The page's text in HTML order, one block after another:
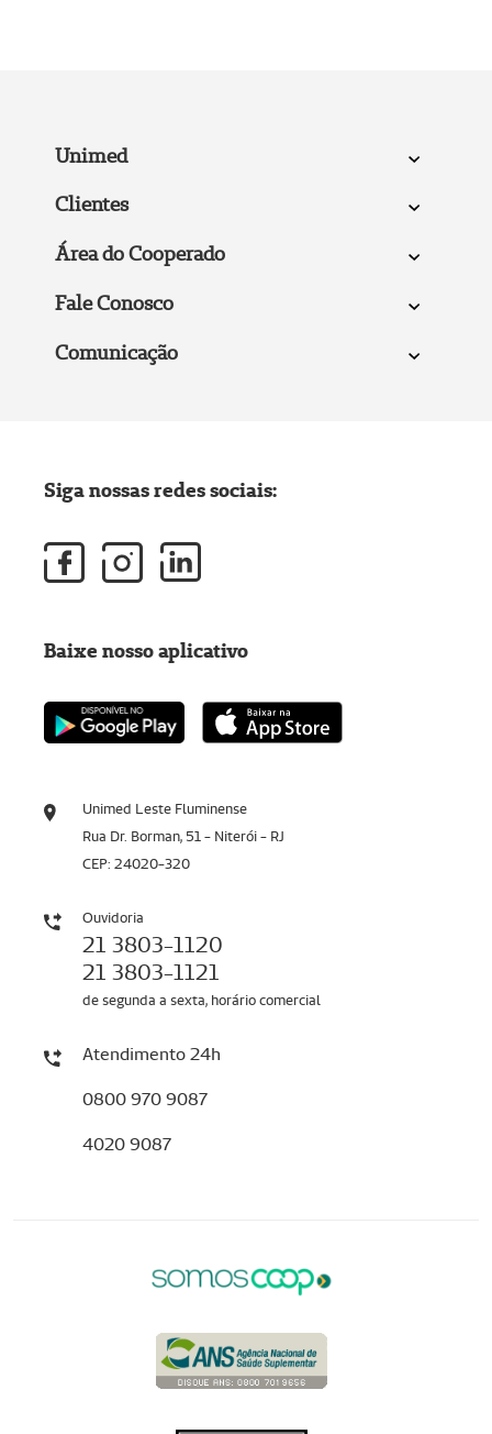
Unimed
Clientes
Área do Cooperado
Fale Conosco
Comunicação
Unimed Leste Fluminense
Rua Dr. Borman, 51 - Niterói - RJ
CEP: 24020-320
Ouvidoria
21 3803-1120
21 3803-1121
de segunda a sexta, horário comercial
Atendimento 24h
0800 970 9087
4020 9087
Siga nossas redes sociais:
Baixe nosso aplicativo